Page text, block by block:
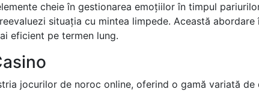
cheie în gestionarea emoțiilor în timpul
situația cu mintea limpede. Această
eficient pe termen lung.
jocurilor de noroc online, oferind o gamă variată